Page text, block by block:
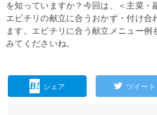
を知っていますか？今回は、＜主菜・
エビチリの献立に合うおかず・付け合
ます。エビチリに合う献立メニュー例
みてくださいね。
シェア ツイート